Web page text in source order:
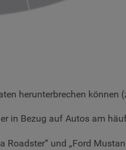
herunterbrechen können
in Bezug auf Autos am
und „Ford